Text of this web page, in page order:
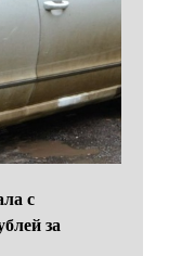
с
за